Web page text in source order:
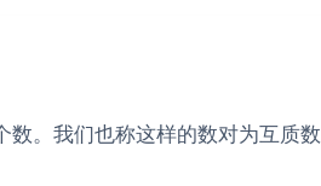
数。我们也称这样的数对为互质数